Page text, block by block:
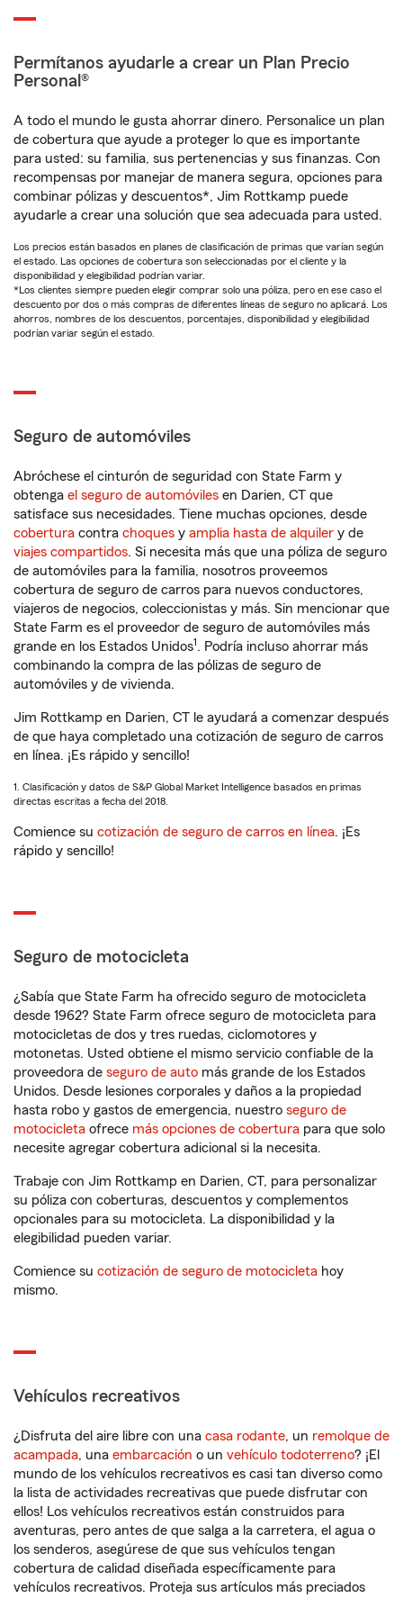
Permítanos ayudarle a crear un Plan Precio
Personal®
A todo el mundo le gusta ahorrar dinero. Personalice un plan
de cobertura que ayude a proteger lo que es importante
para usted: su familia, sus pertenencias y sus finanzas. Con
recompensas por manejar de manera segura, opciones para
combinar pólizas y descuentos*, Jim Rottkamp puede
ayudarle a crear una solución que sea adecuada para usted.
Los precios están basados en planes de clasificación de primas que varían según
el estado. Las opciones de cobertura son seleccionadas por el cliente y la
disponibilidad y elegibilidad podrían variar.
*Los clientes siempre pueden elegir comprar solo una póliza, pero en ese caso el
descuento por dos o más compras de diferentes líneas de seguro no aplicará. Los
ahorros, nombres de los descuentos, porcentajes, disponibilidad y elegibilidad
podrían variar según el estado.
Seguro de automóviles
Abróchese el cinturón de seguridad con State Farm y
obtenga el seguro de automóviles en Darien, CT que
satisface sus necesidades. Tiene muchas opciones, desde
cobertura contra choques y amplia hasta de alquiler y de
viajes compartidos. Si necesita más que una póliza de seguro
de automóviles para la familia, nosotros proveemos
cobertura de seguro de carros para nuevos conductores,
viajeros de negocios, coleccionistas y más. Sin mencionar que
State Farm es el proveedor de seguro de automóviles más
grande en los Estados Unidos1. Podría incluso ahorrar más
combinando la compra de las pólizas de seguro de
automóviles y de vivienda.
Jim Rottkamp en Darien, CT le ayudará a comenzar después
de que haya completado una cotización de seguro de carros
en línea. ¡Es rápido y sencillo!
1. Clasificación y datos de S&P Global Market Intelligence basados en primas
directas escritas a fecha del 2018.
Comience su cotización de seguro de carros en línea. ¡Es
rápido y sencillo!
Seguro de motocicleta
¿Sabía que State Farm ha ofrecido seguro de motocicleta
desde 1962? State Farm ofrece seguro de motocicleta para
motocicletas de dos y tres ruedas, ciclomotores y
motonetas. Usted obtiene el mismo servicio confiable de la
proveedora de seguro de auto más grande de los Estados
Unidos. Desde lesiones corporales y daños a la propiedad
hasta robo y gastos de emergencia, nuestro seguro de
motocicleta ofrece más opciones de cobertura para que solo
necesite agregar cobertura adicional si la necesita.
Trabaje con Jim Rottkamp en Darien, CT, para personalizar
su póliza con coberturas, descuentos y complementos
opcionales para su motocicleta. La disponibilidad y la
elegibilidad pueden variar.
Comience su cotización de seguro de motocicleta hoy
mismo.
Vehículos recreativos
¿Disfruta del aire libre con una casa rodante, un remolque de
acampada, una embarcación o un vehículo todoterreno? ¡El
mundo de los vehículos recreativos es casi tan diverso como
la lista de actividades recreativas que puede disfrutar con
ellos! Los vehículos recreativos están construidos para
aventuras, pero antes de que salga a la carretera, el agua o
los senderos, asegúrese de que sus vehículos tengan
cobertura de calidad diseñada específicamente para
vehículos recreativos. Proteja sus artículos más preciados